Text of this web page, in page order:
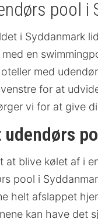
pool i
i Syddanmark
en
med
for at
vi for at give
blive kølet af i
pool i
helt afslappet
kan have det